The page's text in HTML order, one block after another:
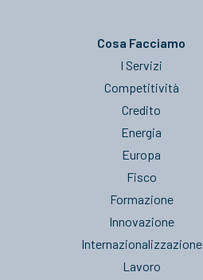
Cosa Facciamo
I Servizi
Competitività
Credito
Energia
Europa
Fisco
Formazione
Innovazione
Internazionalizzazione
Lavoro